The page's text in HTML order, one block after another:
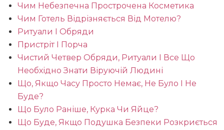
Чим Небезпечна Прострочена Косметика
Чим Готель Відрізняється Від Мотелю?
Ритуали І Обряди
Пристріт І Порча
Чистий Четвер Обряди, Ритуали І Все Що
Необхідно Знати Віруючій Людині
Що, Якщо Часу Просто Немає, Не Було І Не
Буде?
Що Було Раніше, Курка Чи Яйце?
Що Буде, Якщо Подушка Безпеки Розкриється